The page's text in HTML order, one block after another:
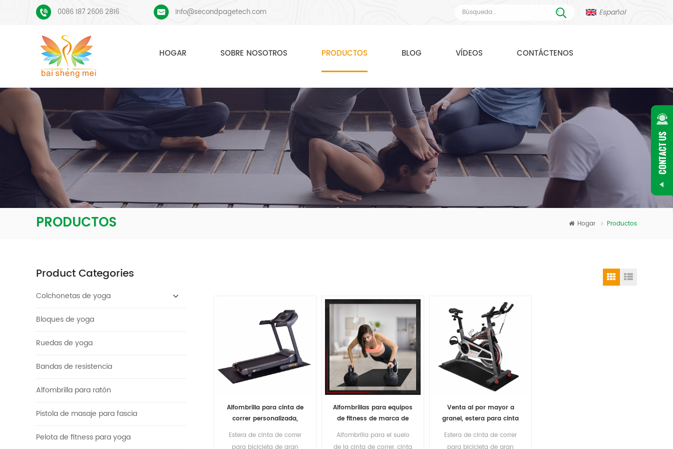
0086 187 2606 2816 Info@secondpagetech.com Español
HOGAR SOBRE NOSOTROS PRODUCTOS BLOG VÍDEOS CONTÁCTENOS
PRODUCTOS Hogar Productos
Product Categories
Colchonetas de yoga
Bloques de yoga
Ruedas de yoga
Bandas de resistencia
Alfombrilla para ratón
Pistola de masaje para fascia
Pelota de fitness para yoga
Alfombrilla para cinta de
correr personalizada,
Estera de cinta de correr
Alfombrillas para equipos
de fitness de marca de
protectores debajo de las
Alfombrilla para el suelo
Venta al por mayor a
granel, estera para cinta
Estera de cinta de correr